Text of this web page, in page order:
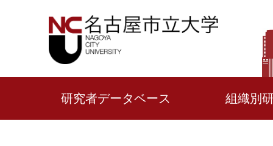
研究者データベース 組織別